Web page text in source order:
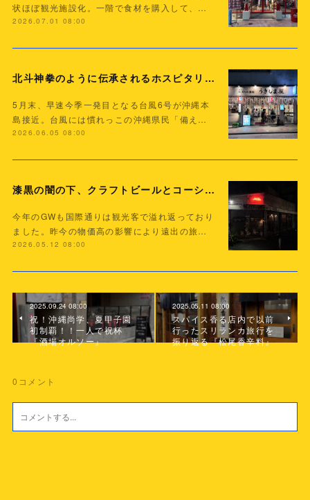
状ほぼ観光施設化。一階で食材を購入して、…
2026.07.01 08:00
北斗神拳のように伝承されるホスピタリティー精神！『うきしま屋』へ
5月末、早速今季一発目となる台風6号が沖縄本
島接近。台風には慣れっこの沖縄県民「備え…
2026.06.05 08:00
漆黒の闇の下、クラフトビールとコーシーで最後の一杯 『KARIYUSHI COFFEE＆BEER STAND』
今年のGWも国際通りは観光客で溢れ返っており
ました。昨今の物価高の影響により遠出の旅…
2026.05.12 08:00
2025.09.24 08:00
祝！沖縄尚学、夏甲子園
初制覇！！一人で祝杯
『酒場オルソー』
2025.05.11 08:00
スパイス香る店内で以前
行ったスリランカ旅行を
振り返る『松尾香辛料』
0 コメント